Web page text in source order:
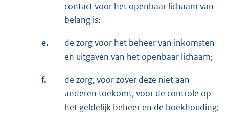
contact voor het openbaar lichaam van
belang is;
e.
de zorg voor het beheer van inkomsten
en uitgaven van het openbaar lichaam;
f.
de zorg, voor zover deze niet aan
anderen toekomt, voor de controle op
het geldelijk beheer en de boekhouding;